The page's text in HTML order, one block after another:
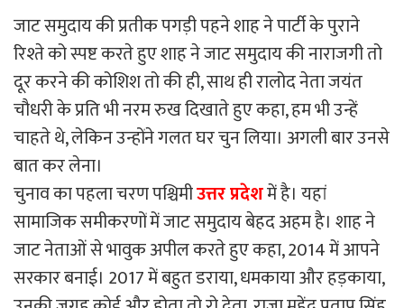
जाट समुदाय की प्रतीक पगड़ी पहने शाह ने पार्टी के पुराने
रिश्ते को स्पष्ट करते हुए शाह ने जाट समुदाय की नाराजगी तो
दूर करने की कोशिश तो की ही, साथ ही रालोद नेता जयंत
चौधरी के प्रति भी नरम रुख दिखाते हुए कहा, हम भी उन्हें
चाहते थे, लेकिन उन्होंने गलत घर चुन लिया। अगली बार उनसे
बात कर लेना।
चुनाव का पहला चरण पश्चिमीउत्तर प्रदेशमें है। यहां
सामाजिक समीकरणों में जाट समुदाय बेहद अहम है। शाह ने
जाट नेताओं से भावुक अपील करते हुए कहा, 2014 में आपने
सरकार बनाई। 2017 में बहुत डराया, धमकाया और हड़काया,